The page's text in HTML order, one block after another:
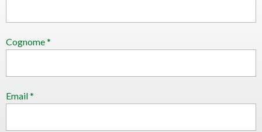
Cognome *
Email *